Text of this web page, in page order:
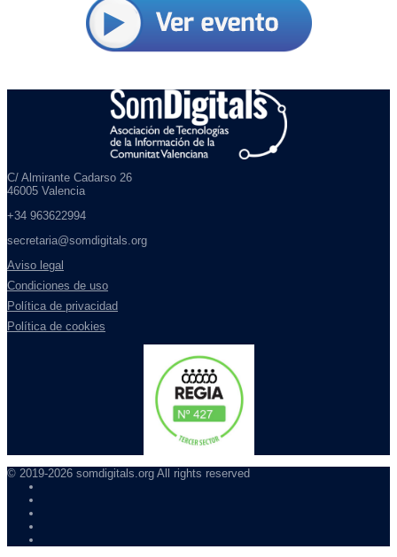
C/ Almirante Cadarso 26
46005 Valencia
+34 963622994
secretaria@somdigitals.org
Aviso legal
Condiciones de uso
Política de privacidad
Política de cookies
© 2019-2026 somdigitals.org All rights reserved